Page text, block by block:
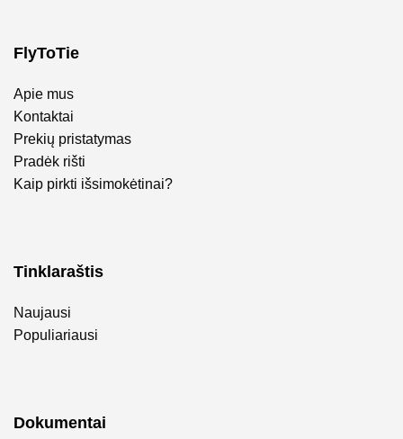
FlyToTie
Apie mus
Kontaktai
Prekių pristatymas
Pradėk rišti
Kaip pirkti išsimokėtinai?
Tinklaraštis
Naujausi
Populiariausi
Dokumentai